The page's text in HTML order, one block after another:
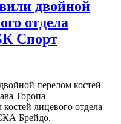
двойной
отдела
Спорт
перелом костей
Торопа
лицевого отдела
Брейдо.